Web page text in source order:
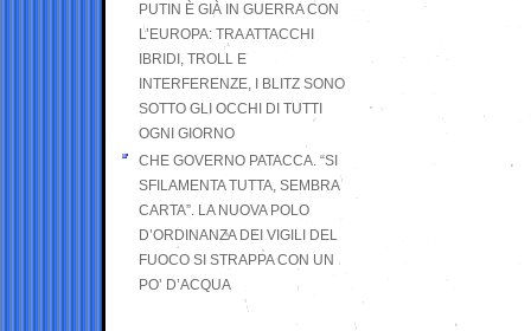
PUTIN È GIÀ IN GUERRA CON
L’EUROPA: TRA ATTACCHI
IBRIDI, TROLL E
INTERFERENZE, I BLITZ SONO
SOTTO GLI OCCHI DI TUTTI
OGNI GIORNO
CHE GOVERNO PATACCA. “SI
SFILAMENTA TUTTA, SEMBRA
CARTA”. LA NUOVA POLO
D’ORDINANZA DEI VIGILI DEL
FUOCO SI STRAPPA CON UN
PO’ D’ACQUA